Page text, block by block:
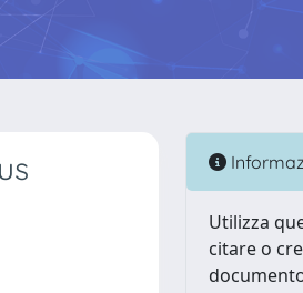
Utilizza
citare o